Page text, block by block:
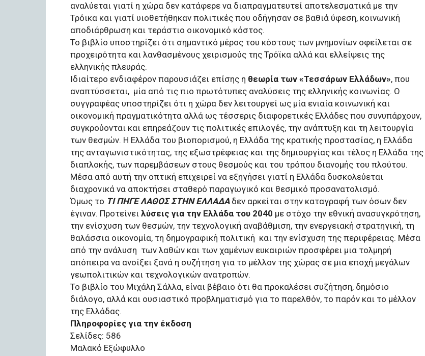
αναλύεται γιατί η χώρα δεν κατάφερε να διαπραγματευτεί αποτελεσματικά με την
Τρόικα και γιατί υιοθετήθηκαν πολιτικές που οδήγησαν σε βαθιά ύφεση, κοινωνική
αποδιάρθρωση και τεράστιο οικονομικό κόστος.
Το βιβλίο υποστηρίζει ότι σημαντικό μέρος του κόστους των μνημονίων οφείλεται σε
προχειρότητα και λανθασμένους χειρισμούς της Τρόϊκα αλλά και ελλείψεις της
ελληνικής πλευράς. ​
Ιδιαίτερο ενδιαφέρον παρουσιάζει επίσης η θεωρία των «Τεσσάρων Ελλάδων», που
αναπτύσσεται, ​ μία από τις πιο πρωτότυπες αναλύσεις της ελληνικής κοινωνίας. Ο
συγγραφέας υποστηρίζει ότι η χώρα δεν λειτουργεί ως μία ενιαία κοινωνική και
οικονομική πραγματικότητα αλλά ως τέσσερις διαφορετικές Ελλάδες που συνυπάρχουν,
συγκρούονται και επηρεάζουν τις πολιτικές επιλογές, την ανάπτυξη και τη λειτουργία
των θεσμών. Η Ελλάδα του βιοπορισμού, η Ελλάδα της κρατικής προστασίας, η Ελλάδα
της ανταγωνιστικότητας, της εξωστρέφειας και της δημιουργίας και τέλος η Ελλάδα της
διαπλοκής, των παρεμβάσεων στους θεσμούς και του τρόπου διανομής του πλούτου. ​
Μέσα από αυτή την οπτική επιχειρεί να εξηγήσει γιατί η Ελλάδα δυσκολεύεται
διαχρονικά να αποκτήσει σταθερό παραγωγικό και θεσμικό προσανατολισμό.
Όμως το ΤΙ ΠΗΓΕ ΛΑΘΟΣ ΣΤΗΝ ΕΛΛΑΔΑδεν αρκείται στην καταγραφή των όσων δεν
έγιναν. Προτείνει λύσεις για την Ελλάδα του 2040 με στόχο την εθνική ανασυγκρότηση,
την ενίσχυση των θεσμών, την τεχνολογική αναβάθμιση, την ενεργειακή στρατηγική, τη
θαλάσσια οικονομία, τη δημογραφική πολιτική ​ και την ενίσχυση της περιφέρειας. Μέσα
από την ανάλυση ​ των λαθών και των χαμένων ευκαιριών προσφέρει μια τολμηρή
απόπειρα να ανοίξει ξανά η συζήτηση για το μέλλον της χώρας σε μια εποχή μεγάλων
γεωπολιτικών και τεχνολογικών ανατροπών.
Το βιβλίο του Μιχάλη Σάλλα, είναι βέβαιο ότι θα προκαλέσει συζήτηση, δημόσιο
διάλογο, αλλά και ουσιαστικό προβληματισμό για το παρελθόν, το παρόν και το μέλλον
της Ελλάδας.
Πληροφορίες για την έκδοση
Σελίδες: 586
Μαλακό Εξώφυλλο